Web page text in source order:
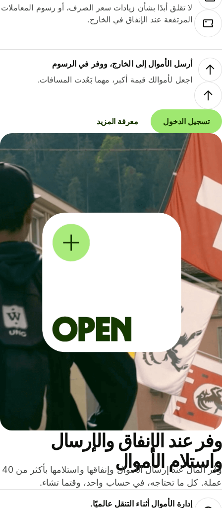
لا تقلق أبدًا بشأن زيادات سعر الصرف، أو رسوم المعاملات
المرتفعة عند الإنفاق في الخارج.
أرسل الأموال إلى الخارج، ووفر في الرسوم
اجعل لأموالك قيمة أكبر، مهما بَعُدت المسافات.
تسجيل الدخول معرفة المزيد
عند الإنفاق والإرسال
الأموال
وفّر المال عند إرسال الأموال وإنفاقها واستلامها بأكثر من 40
كل ما تحتاجه، في حساب واحد، وقتما تشاء.
إدارة الأموال أثناء التنقل عالميًا.